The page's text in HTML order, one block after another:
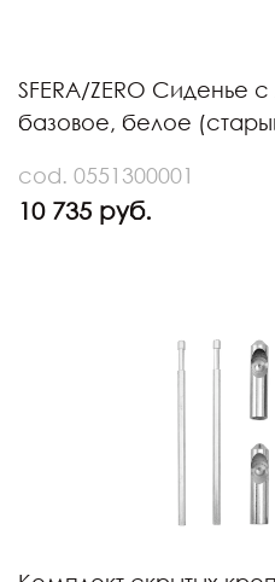
SFERA/ZERO Сиденье
базовое, белое
cod. 0551300001
10 735 руб.